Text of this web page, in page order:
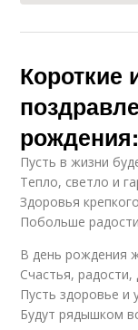
Короткие
Пусть в жизни
Тепло, светло и
Здоровья
Побольше
В день рождения
Счастья, радости,
Пусть здоровье и
Будут рядышком